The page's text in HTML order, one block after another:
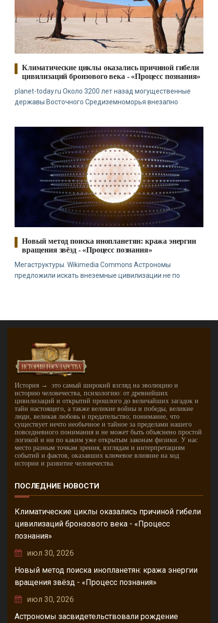
-- Лучшее, что можно сделать с хорошим советом, это
пропустить его мимо ушей. Он никогда не бывает полезен
никому, кроме того, кто его дал.
-- Люблю давать советы и очень не люблю, когда их дают мне.
Климатические циклы оказались причиной гибели
цивилизаций бронзового века - «Процесс познания»
planet-today.ru Около 3200 лет назад могущественные
державы Восточного Средиземноморья внезапно
Новый метод поиска инопланетян: кража энергии
вращения звёзд - «Процесс познания»
Мегаструктуры. Wikimedia Commons Астрономы
предложили искать внеземные цивилизации не по
История → это самый широкий взгляд на эволюцию и
историю человечества, психологию: от древнейших
цивилизаций и открытий прошлого до величайших загадок и
тайн настоящего, а также великие войны и победы, великие
люди, великая любовь и предательство; понимание, что
существует нечто необычное и тайное за пределами нашего
повседневного понимания и не может быть объяснено простой
логикой и ни по каким уже открытым законам физики. У нас
место разным точкам зрения, взглядам и интерпретациям
событий и фактов, оказавших ключевое влияние на ход
истории и развитие человечества.
ПОСЛЕДНИЕ НОВОСТИ
Климатические циклы оказались причиной гибели
цивилизаций бронзового века - «Процесс
познания»
июл 30, 2026
Новый метод поиска инопланетян: кража энергии
вращения звёзд - «Процесс познания»
июл 30, 2026
Астрономы засвидетельствовали рождение